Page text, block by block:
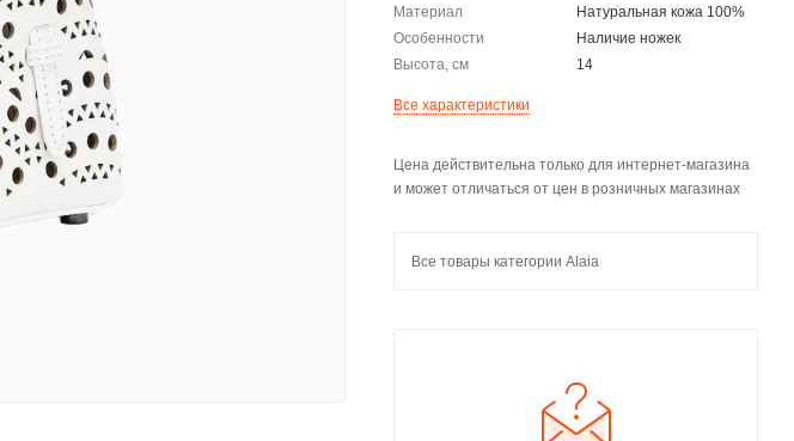
Материал
Натуральная кожа 100%
Особенности
Наличие ножек
Высота, см
14
Все характеристики
Цена действительна только для интернет-магазина
и может отличаться от цен в розничных магазинах
Все товары категории Alaia